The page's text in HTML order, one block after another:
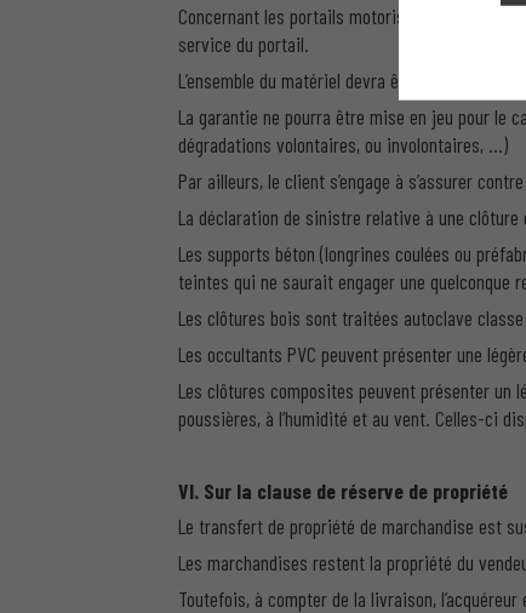
Concernant les portails motorisés à usage
service du portail.
L’ensemble du matériel devra être nettoyé
La garantie ne pourra être mise en jeu pour le
dégradations volontaires, ou involontaires, …)
Par ailleurs, le client s’engage à s’assurer
La déclaration de sinistre relative à une
Les supports béton (longrines coulées ou
teintes qui ne saurait engager une quelconque
Les clôtures bois sont traitées autoclave
Les occultants PVC peuvent présenter une
Les clôtures composites peuvent présenter un
poussières, à l’humidité et au vent. Celles-ci
VI. Sur la clause de réserve de propriété
Le transfert de propriété de marchandise est
Les marchandises restent la propriété du
Toutefois, à compter de la livraison,